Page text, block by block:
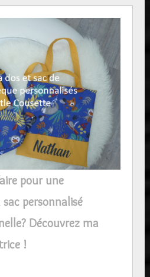
pour une
sac personnalisé
Découvrez ma
!